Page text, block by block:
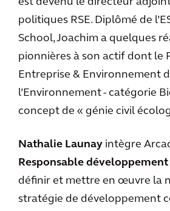
politiques RSE. Diplômé de
School, Joachim a quelques
pionnières à son actif dont le
Entreprise & Environnement
l’Environnement - catégorie
concept de « génie civil
Nathalie Launay intègre
Responsable
définir et mettre en œuvre la
stratégie de développement